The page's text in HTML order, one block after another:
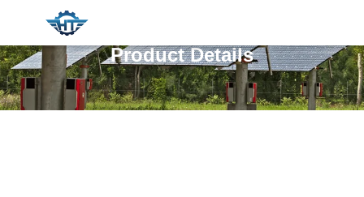
Product Details